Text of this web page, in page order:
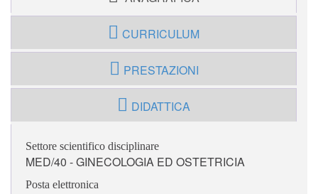
CURRICULUM
PRESTAZIONI
DIDATTICA
Settore scientifico disciplinare
MED/40 - GINECOLOGIA ED OSTETRICIA
Posta elettronica